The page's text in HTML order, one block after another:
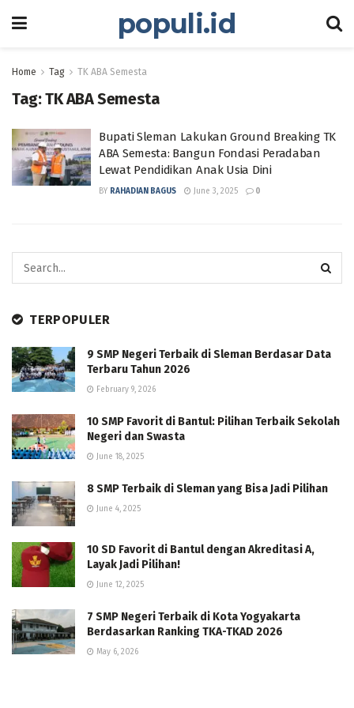
populi.id
Home Tag TK ABA Semesta
Tag:TK ABA Semesta
Bupati Sleman Lakukan Ground Breaking TK
ABA Semesta: Bangun Fondasi Peradaban
Lewat Pendidikan Anak Usia Dini
BY RAHADIAN BAGUS June 3, 2025 0
TERPOPULER
9 SMP Negeri Terbaik di Sleman Berdasar Data
Terbaru Tahun 2026
February 9, 2026
10 SMP Favorit di Bantul: Pilihan Terbaik Sekolah
Negeri dan Swasta
June 18, 2025
8 SMP Terbaik di Sleman yang Bisa Jadi Pilihan
June 4, 2025
10 SD Favorit di Bantul dengan Akreditasi A,
Layak Jadi Pilihan!
June 12, 2025
7 SMP Negeri Terbaik di Kota Yogyakarta
Berdasarkan Ranking TKA-TKAD 2026
May 6, 2026